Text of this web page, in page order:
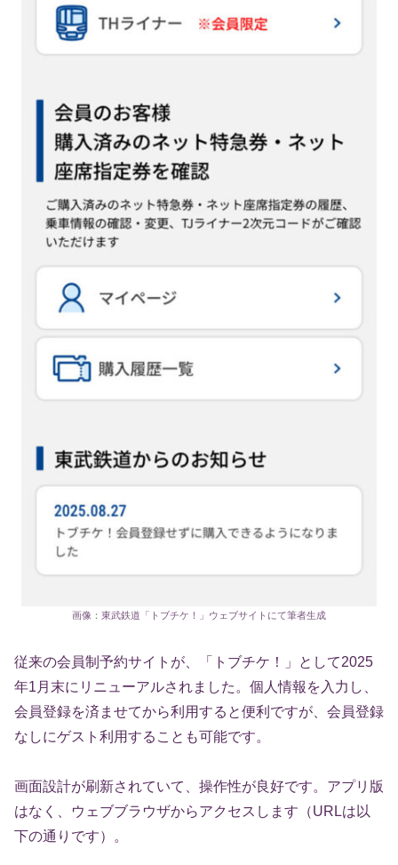
画像：東武鉄道「トブチケ！」ウェブサイトにて筆者生成
従来の会員制予約サイトが、「トブチケ！」として2025
年1月末にリニューアルされました。個人情報を入力し、
会員登録を済ませてから利用すると便利ですが、会員登録
なしにゲスト利用することも可能です。
画面設計が刷新されていて、操作性が良好です。アプリ版
はなく、ウェブブラウザからアクセスします（URLは以
下の通りです）。